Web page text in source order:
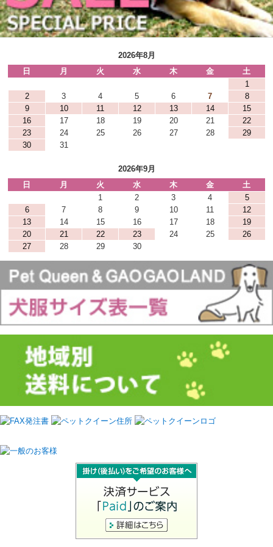
2026年8月
日
月 火 水 木 金
土
1
2
3 4 5 6 7
8
9
10 11 12 13 14
15
16
17 18 19 20 21
22
23
24 25 26 27 28
29
30
31
2026年9月
日
月 火 水 木 金
土
1
2 3 4
5
6
7 8 9 10 11
12
13
14 15 16 17 18
19
20
21 22 23 24 25
26
27
28 29 30